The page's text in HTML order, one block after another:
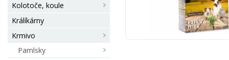
Kolotoče, koule
Králíkárny
Krmivo
Pamlsky